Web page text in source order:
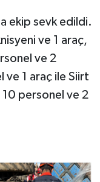
ekip sevk edildi.
ve 1 araç,
ve 2
ve 1 araç ile Siirt
10 personel ve 2